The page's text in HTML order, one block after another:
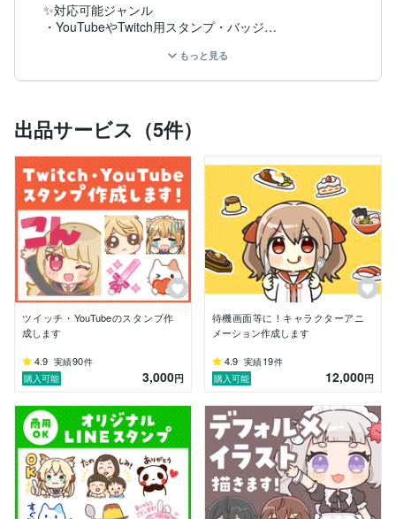
✨対応可能ジャンル
・YouTubeやTwitch用スタンプ・バッジ
・待機画面などのキャラクターアニメーション
・SNSアイコン、ヘッダー
アニメーションのご相談もお待ちしております。
✨これまでの実績（一部）
・YouTube / Twitch配信者向けスタンプ・バッジ
・SNS・サイト用アイコン
・キャラクターアニメーション（VTuber・配信用）
・企業キャラクター、雑誌イラスト
・LINEスタンプ制作
個人・法人問わずお気軽にご相談ください。
メッセージ大歓迎です！
もっと見る
出品サービス（5件）
ツイッチ・YouTubeのスタンプ作
成します
4.9 実績90件
購入可能
3,000円
待機画面等に！キャラクターアニ
メーション作成します
4.9 実績19件
購入可能
12,000円